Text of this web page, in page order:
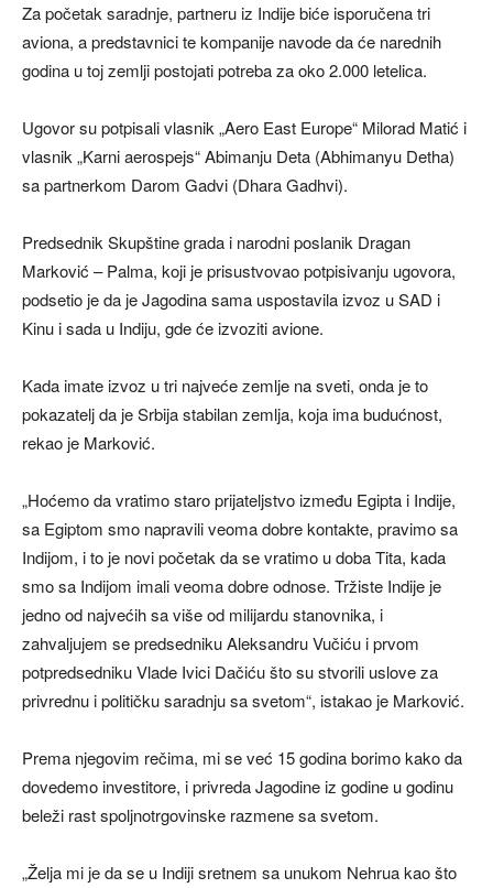
Za početak saradnje, partneru iz Indije biće isporučena tri
aviona, a predstavnici te kompanije navode da će narednih
godina u toj zemlji postojati potreba za oko 2.000 letelica.
Ugovor su potpisali vlasnik „Aero East Europe“ Milorad Matić i
vlasnik „Karni aerospejs“ Abimanju Deta (Abhimanyu Detha)
sa partnerkom Darom Gadvi (Dhara Gadhvi).
Predsednik Skupštine grada i narodni poslanik Dragan
Marković – Palma, koji je prisustvovao potpisivanju ugovora,
podsetio je da je Jagodina sama uspostavila izvoz u SAD i
Kinu i sada u Indiju, gde će izvoziti avione.
Kada imate izvoz u tri najveće zemlje na sveti, onda je to
pokazatelj da je Srbija stabilan zemlja, koja ima budućnost,
rekao je Marković.
„Hoćemo da vratimo staro prijateljstvo između Egipta i Indije,
sa Egiptom smo napravili veoma dobre kontakte, pravimo sa
Indijom, i to je novi početak da se vratimo u doba Tita, kada
smo sa Indijom imali veoma dobre odnose. Tržiste Indije je
jedno od najvećih sa više od milijardu stanovnika, i
zahvaljujem se predsedniku Aleksandru Vučiću i prvom
potpredsedniku Vlade Ivici Dačiću što su stvorili uslove za
privrednu i političku saradnju sa svetom“, istakao je Marković.
Prema njegovim rečima, mi se već 15 godina borimo kako da
dovedemo investitore, i privreda Jagodine iz godine u godinu
beleži rast spoljnotrgovinske razmene sa svetom.
„Želja mi je da se u Indiji sretnem sa unukom Nehrua kao što